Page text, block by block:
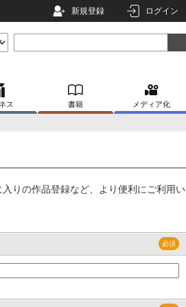
新規登録 ログイン
ス 書籍 メディア化
りの作品登録など、より便利にご利用い